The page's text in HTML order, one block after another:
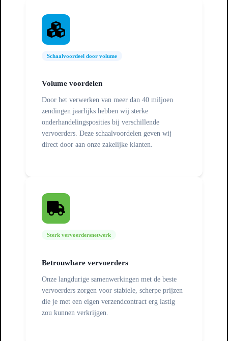
Schaalvoordeel door volume
Volume voordelen
Door het verwerken van meer dan 40 miljoen
zendingen jaarlijks hebben wij sterke
onderhandelingsposities bij verschillende
vervoerders. Deze schaalvoordelen geven wij
direct door aan onze zakelijke klanten.
Sterk vervoerdersnetwerk
Betrouwbare vervoerders
Onze langdurige samenwerkingen met de beste
vervoerders zorgen voor stabiele, scherpe prijzen
die je met een eigen verzendcontract erg lastig
zou kunnen verkrijgen.